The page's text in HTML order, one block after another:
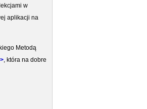
w
aplikacji na
Metodą
, która na dobre